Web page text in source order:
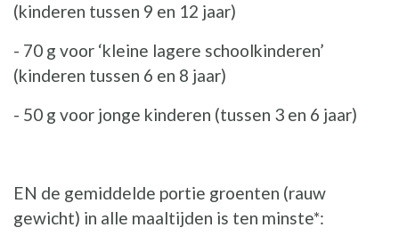
(kinderen tussen 9 en 12 jaar)
- 70 g voor ‘kleine lagere schoolkinderen’
(kinderen tussen 6 en 8 jaar)
- 50 g voor jonge kinderen (tussen 3 en 6 jaar)
EN de gemiddelde portie groenten (rauw
gewicht) in alle maaltijden is ten minste*: